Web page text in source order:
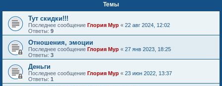
Темы
Тут скидки!!!
Последнее сообщение Глория Мур « 22 авг 2024, 12:02
Ответы: 9
Отношения, эмоции
Последнее сообщение Глория Мур « 27 янв 2023, 18:25
Ответы: 3
Деньги
Последнее сообщение Глория Мур « 23 июн 2022, 13:37
Ответы: 1